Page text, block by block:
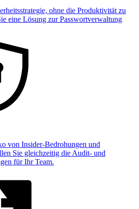
ohne die Produktivität zu
eine Lösung zur Passwortverwaltung
von Insider-Bedrohungen und
Sie gleichzeitig die Audit- und
für Ihr Team.